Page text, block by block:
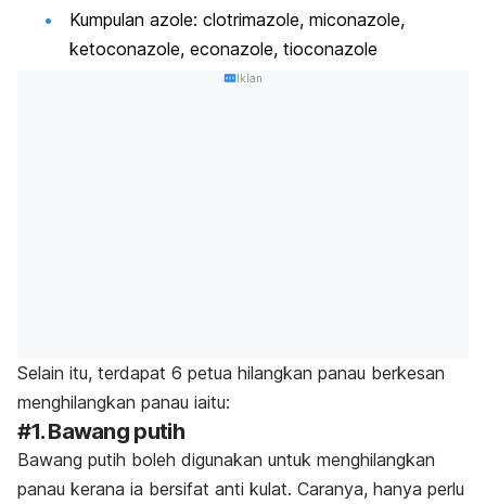
Kumpulan azole: clotrimazole, miconazole,
ketoconazole, econazole, tioconazole
Iklan
Selain itu, terdapat 6 petua hilangkan panau berkesan
menghilangkan panau iaitu:
#1. Bawang putih
Bawang putih boleh digunakan untuk menghilangkan
panau kerana ia bersifat anti kulat. Caranya, hanya perlu